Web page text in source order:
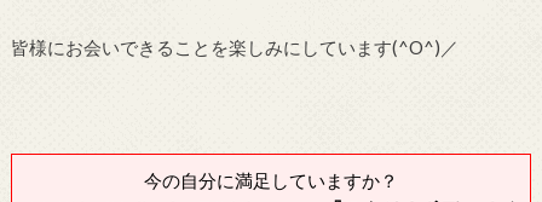
皆様にお会いできることを楽しみにしています(^O^)／
今の自分に満足していますか？